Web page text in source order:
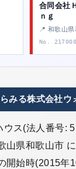
合同会社
ｎｇ
📍 和歌山
No.
みる株式会社ウ
ウス(法人番号:
山県和歌山市
開始時(2015年